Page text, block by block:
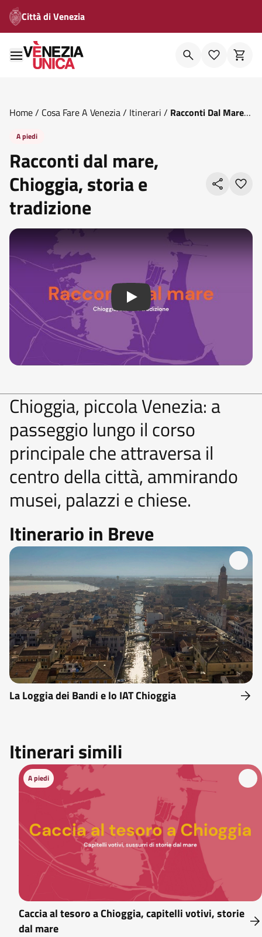
Città di Venezia
Home/ Cosa Fare A Venezia/ Itinerari / Racconti Dal Mare
A piedi
Racconti dal mare,
Chioggia, storia e
tradizione
Chioggia, piccola Venezia: a
passeggio lungo il corso
principale che attraversa il
centro della città, ammirando
musei, palazzi e chiese.
Itinerario in Breve
La Loggia dei Bandi e lo IAT Chioggia
Itinerari simili
A piedi
Caccia al tesoro a Chioggia, capitelli votivi, storie
dal mare